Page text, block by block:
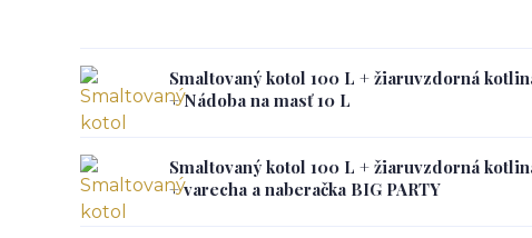
Smaltovaný kotol 100 L + žiaruvzdorná
+ Nádoba na masť 10 L
Smaltovaný kotol 100 L + žiaruvzdorná
+ varecha a naberačka BIG PARTY